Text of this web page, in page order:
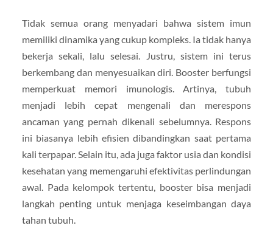
Tidak semua orang menyadari bahwa sistem imun
memiliki dinamika yang cukup kompleks. Ia tidak hanya
bekerja sekali, lalu selesai. Justru, sistem ini terus
berkembang dan menyesuaikan diri. Booster berfungsi
memperkuat memori imunologis. Artinya, tubuh
menjadi lebih cepat mengenali dan merespons
ancaman yang pernah dikenali sebelumnya. Respons
ini biasanya lebih efisien dibandingkan saat pertama
kali terpapar. Selain itu, ada juga faktor usia dan kondisi
kesehatan yang memengaruhi efektivitas perlindungan
awal. Pada kelompok tertentu, booster bisa menjadi
langkah penting untuk menjaga keseimbangan daya
tahan tubuh.